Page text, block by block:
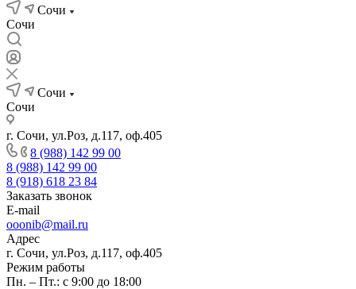
Сочи
Сочи
Сочи
Сочи
г. Сочи, ул.Роз, д.117, оф.405
8 (988) 142 99 00
8 (988) 142 99 00
8 (918) 618 23 84
Заказать звонок
E-mail
ooonib@mail.ru
Адрес
г. Сочи, ул.Роз, д.117, оф.405
Режим работы
Пн. – Пт.: с 9:00 до 18:00